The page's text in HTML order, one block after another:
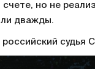
но не
дважды.
судья